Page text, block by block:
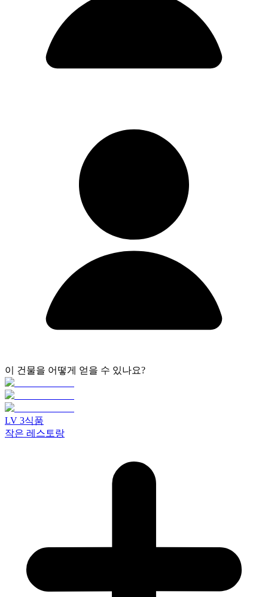
이 건물을 어떻게 얻을 수 있나요?
LV 3식품
작은 레스토랑